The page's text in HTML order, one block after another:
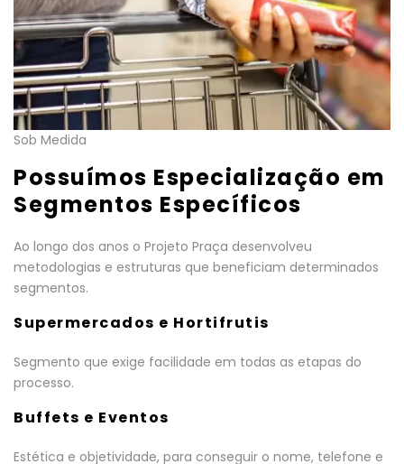
Sob Medida
Possuímos Especialização em
Segmentos Específicos
Ao longo dos anos o Projeto Praça desenvolveu
metodologias e estruturas que beneficiam determinados
segmentos.
Supermercados e Hortifrutis
Segmento que exige facilidade em todas as etapas do
processo.
Buffets e Eventos
Estética e objetividade, para conseguir o nome, telefone e